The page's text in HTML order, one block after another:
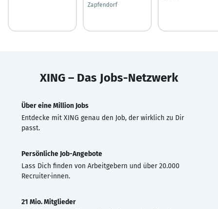
Zapfendorf
XING – Das Jobs-Netzwerk
Über eine Million Jobs
Entdecke mit XING genau den Job, der wirklich zu Dir
passt.
Persönliche Job-Angebote
Lass Dich finden von Arbeitgebern und über 20.000
Recruiter·innen.
21 Mio. Mitglieder